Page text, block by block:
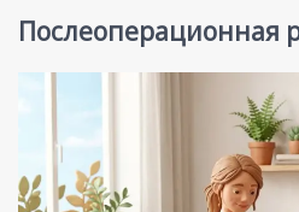
Послеоперационная